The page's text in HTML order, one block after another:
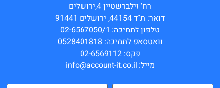
רח’ זילברשטיין 4,ירושלים
דואר: ת”ד 44154, ירושלים 91441
טלפון לתמיכה: 02-6567050/1
וואטסאפ לתמיכה: 0528401818
פקס: 02-6569112
מייל: info@account-it.co.il